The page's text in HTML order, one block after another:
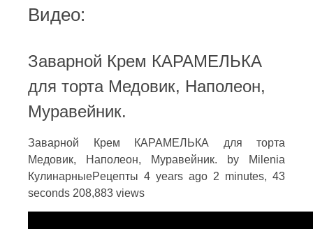
Видео:
Заварной Крем КАРАМЕЛЬКА
для торта Медовик, Наполеон,
Муравейник.
Заварной Крем КАРАМЕЛЬКА для торта
Медовик, Наполеон, Муравейник. by Milenia
КулинарныеPецепты 4 years ago 2 minutes, 43
seconds 208,883 views